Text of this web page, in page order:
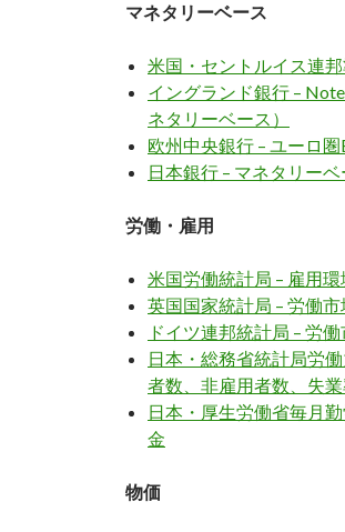
マネタリーベース
米国・セントルイス連
イングランド銀行 –
ネタリーベース）
欧州中央銀行 – ユーロ
日本銀行 – マネタリーベ
労働・雇用
米国労働統計局 – 雇用環
英国国家統計局 – 労働市
ドイツ連邦統計局 – 労
日本・総務省統計局労
者数、非雇用者数、失
日本・厚生労働省毎月
金
物価